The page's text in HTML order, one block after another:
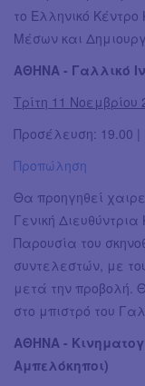
το Ελληνικό
Μέσων και
ΑΘΗΝΑ - Γαλλικό
Τρίτη 11 Νοεμβρίου
Προσέλευση: 19.00 |
Προπώληση
Θα προηγηθεί
Γενική
Παρουσία του
συντελεστών, με
μετά την προβολή.
στο μπιστρό του
ΑΘΗΝΑ -
Αμπελόκηποι)